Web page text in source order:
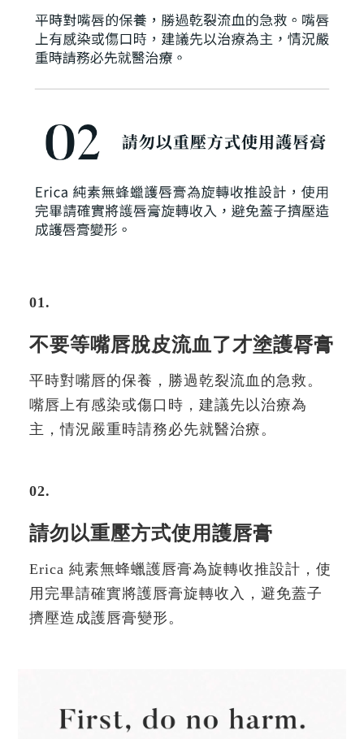
01.
不要等嘴唇脫皮流血了才塗護脣膏
平時對嘴唇的保養，勝過乾裂流血的急救。
嘴唇上有感染或傷口時，建議先以治療為
主，情況嚴重時請務必先就醫治療。
02.
請勿以重壓方式使用護唇膏
Erica 純素無蜂蠟護唇膏為旋轉收推設計，使
用完畢請確實將護唇膏旋轉收入，避免蓋子
擠壓造成護唇膏變形。